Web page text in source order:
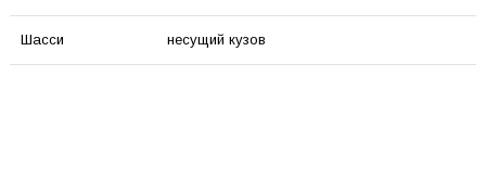
Шасси несущий кузов